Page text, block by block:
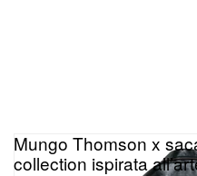
Mungo Thomson x
collection ispirata